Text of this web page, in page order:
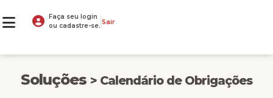
Faça seu login
ou cadastre-se. Sair
Soluções > Calendário de Obrigações